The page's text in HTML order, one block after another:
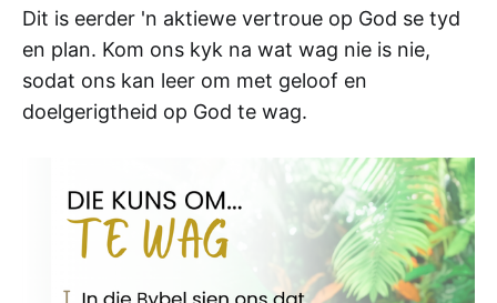
Dit is eerder 'n aktiewe vertroue op God se tyd
en plan. Kom ons kyk na wat wag nie is nie,
sodat ons kan leer om met geloof en
doelgerigtheid op God te wag.